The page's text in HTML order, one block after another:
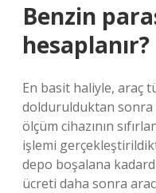
Benzin
hesaplanır?
En basit haliyle, araç
doldurulduktan sonra
ölçüm cihazının
işlemi
depo boşalana
ücreti daha sonra